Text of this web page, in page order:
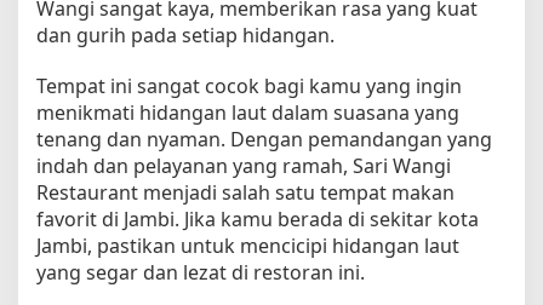
Wangi sangat kaya, memberikan rasa yang kuat
dan gurih pada setiap hidangan.
Tempat ini sangat cocok bagi kamu yang ingin
menikmati hidangan laut dalam suasana yang
tenang dan nyaman. Dengan pemandangan yang
indah dan pelayanan yang ramah, Sari Wangi
Restaurant menjadi salah satu tempat makan
favorit di Jambi. Jika kamu berada di sekitar kota
Jambi, pastikan untuk mencicipi hidangan laut
yang segar dan lezat di restoran ini.